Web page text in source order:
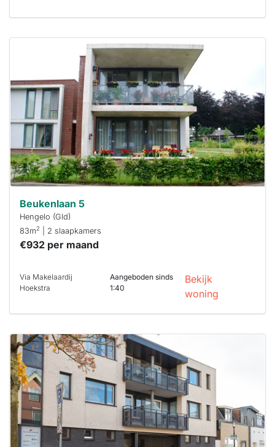
Deze woning
waarschijnlijk
al verhuurd
Om kans te
maken moet je
binnen 15
minuten
reageren.
Stekkies helpt
je hierbij!
Beukenlaan 5
Hengelo (Gld)
83m2 | 2 slaapkamers
€932 per maand
Via Makelaardij
Hoekstra
Aangeboden sinds
1:40
Bekijk
woning
Deze woning
waarschijnlijk
al verhuurd
Om kans te
maken moet je
binnen 15
minuten
reageren.
Stekkies helpt
je hierbij!